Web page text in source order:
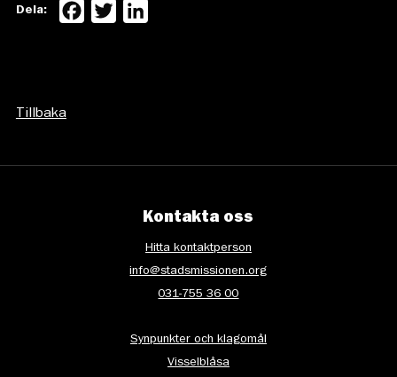
Dela: Facebook
Twitter
Tillbaka
Kontakta oss
Hitta kontaktperson
info@stadsmissionen.org
031-755 36 00
Synpunkter och klagomål
Visselblåsa